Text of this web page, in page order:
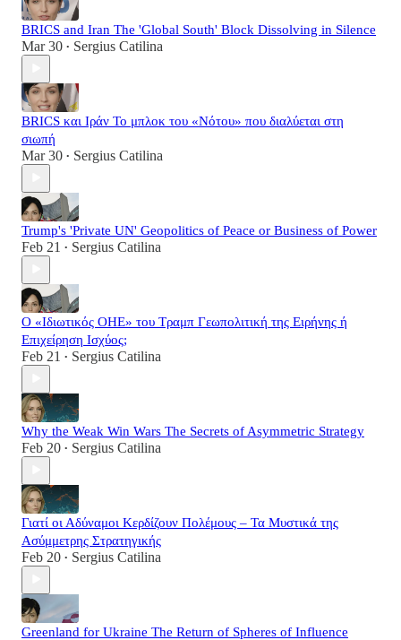
BRICS and Iran The 'Global South' Block Dissolving in Silence
Mar 30 • Sergius Catilina
BRICS και Ιράν Το μπλοκ του «Νότου» που διαλύεται στη
σιωπή
Mar 30 • Sergius Catilina
Trump's 'Private UN' Geopolitics of Peace or Business of Power
Feb 21 • Sergius Catilina
Ο «Ιδιωτικός ΟΗΕ» του Τραμπ Γεωπολιτική της Ειρήνης ή
Επιχείρηση Ισχύος;
Feb 21 • Sergius Catilina
Why the Weak Win Wars The Secrets of Asymmetric Strategy
Feb 20 • Sergius Catilina
Γιατί οι Αδύναμοι Κερδίζουν Πολέμους – Τα Μυστικά της
Ασύμμετρης Στρατηγικής
Feb 20 • Sergius Catilina
Greenland for Ukraine The Return of Spheres of Influence